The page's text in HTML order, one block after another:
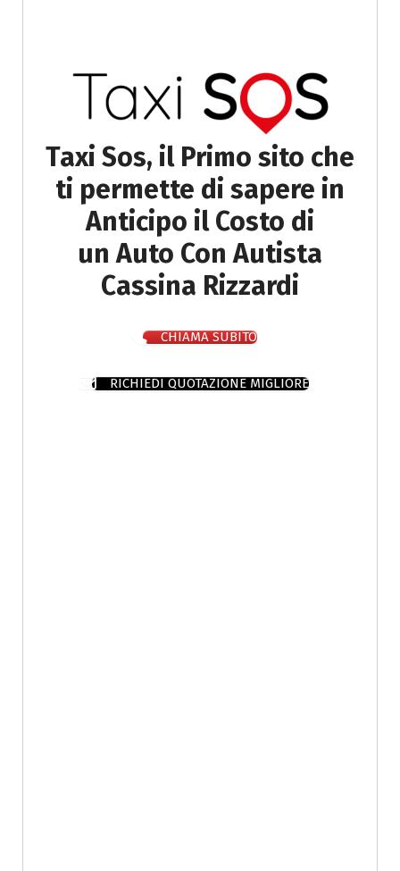
Taxi Sos, il Primo sito che
ti permette di sapere in
Anticipo il Costo di
un Auto Con Autista
Cassina Rizzardi
CHIAMA SUBITO
RICHIEDI QUOTAZIONE MIGLIORE